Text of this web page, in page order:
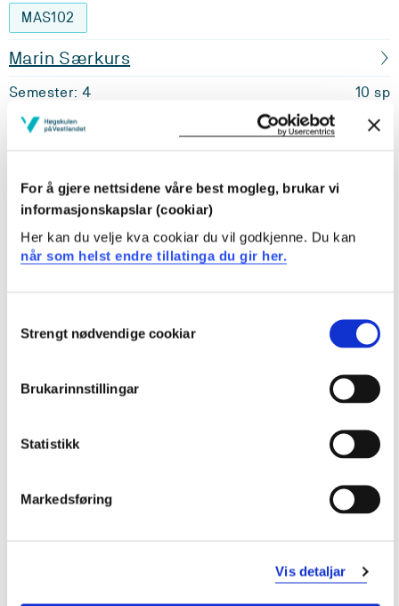
For å gjere nettsidene våre best mogleg, brukar vi
informasjonskapslar (cookiar)
Her kan du velje kva cookiar du vil godkjenne. Du kan
når som helst endre tillatinga du gir her.
Selection
Strengt nødvendige cookiar
Brukarinnstillingar
Statistikk
Markedsføring
Vis detaljar
MAS102
Marin Særkurs
Semester: 4 10 sp
Hydrodynamikk
Semester: 4
Semester: 4 5 sp
MAT121
Statistikk for ingeniør
Semester: 5 20 sp